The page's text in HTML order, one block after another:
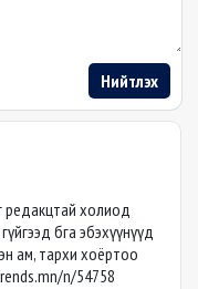
Нийтлэх
редакцтай холиод
бга эбэхүүнүүд
ам, тархи хоёртоо
n/54758